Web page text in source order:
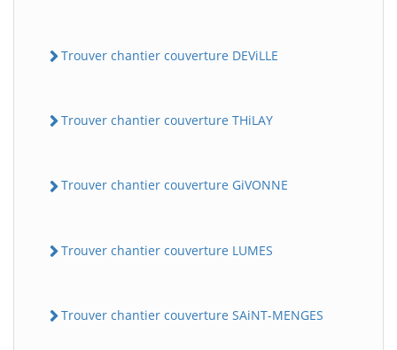
Trouver chantier couverture DEViLLE
Trouver chantier couverture THiLAY
Trouver chantier couverture GiVONNE
Trouver chantier couverture LUMES
Trouver chantier couverture SAiNT-MENGES